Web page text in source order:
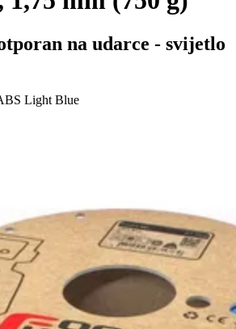
na udarce - svijetlo
Light Blue